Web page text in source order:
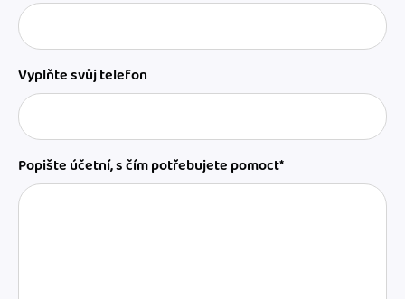
Vyplňte svůj telefon
Popište účetní, s čím potřebujete pomoct*